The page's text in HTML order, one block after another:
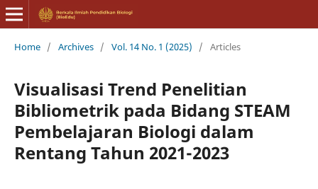
Home / Archives / Vol. 14 No. 1 (2025) / Articles
Visualisasi Trend Penelitian
Bibliometrik pada Bidang STEAM
Pembelajaran Biologi dalam
Rentang Tahun 2021-2023